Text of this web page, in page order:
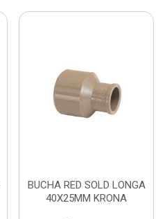
BUCHA RED SOLD LONGA
40X25MM KRONA